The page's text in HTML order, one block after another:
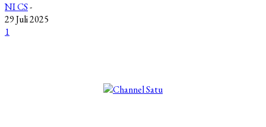
NI CS-
29 Juli 2025
1